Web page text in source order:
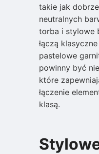
takie jak
neutralnych
torba i stylowe
łączą
pastelowe
powinny być
które
łączenie
klasą.